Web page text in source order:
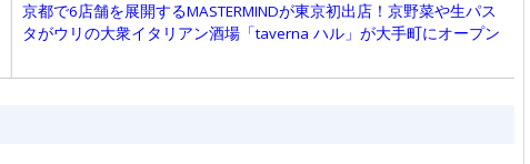
京都で6店舗を展開するMASTERMINDが東京初出店！京野菜や生パス
タがウリの大衆イタリアン酒場「taverna ハル」が大手町にオープン